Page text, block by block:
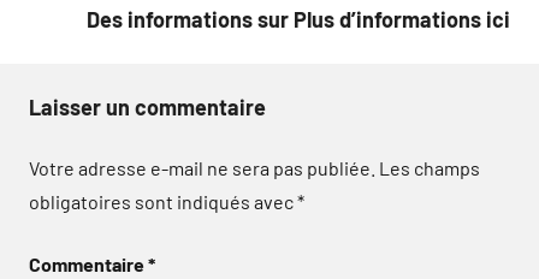
Des informations sur Plus d’informations ici
Laisser un commentaire
Votre adresse e-mail ne sera pas publiée. Les champs
obligatoires sont indiqués avec*
Commentaire*